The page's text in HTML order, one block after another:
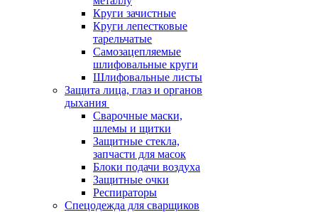
Круги зачистные
Круги лепестковые
тарельчатые
Самозацепляемые
шлифовальные круги
Шлифовальные листы
Защита лица, глаз и органов
дыхания
Сварочные маски,
шлемы и щитки
Защитные стекла,
запчасти для масок
Блоки подачи воздуха
Защитные очки
Респираторы
Спецодежда для сварщиков